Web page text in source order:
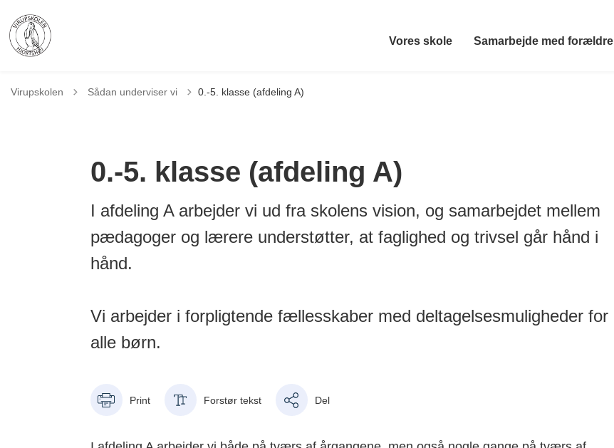
Vores skole Samarbejde med forældre
Virupskolen Tilbage til
Sådan underviser vi 0.-5. klasse (afdeling A)
0.-5. klasse (afdeling A)
I afdeling A arbejder vi ud fra skolens vision, og samarbejdet mellem
pædagoger og lærere understøtter, at faglighed og trivsel går hånd i
hånd.
Vi arbejder i forpligtende fællesskaber med deltagelsesmuligheder for
alle børn.
Print Forstør tekst Del